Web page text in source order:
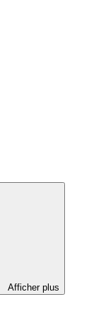
Afficher plus